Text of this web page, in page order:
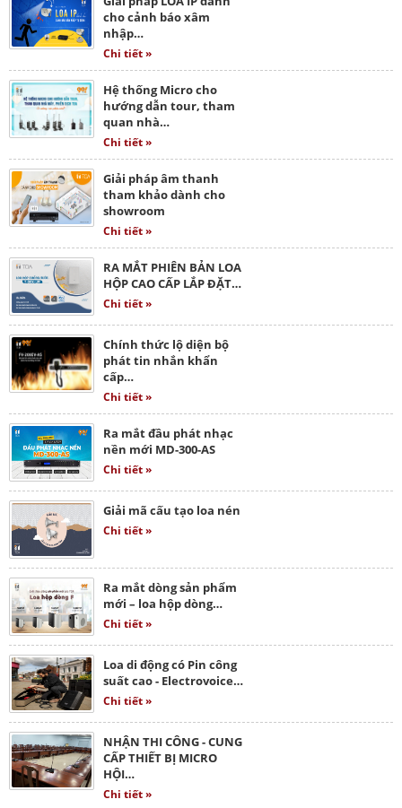
cho cảnh báo xâm
nhập…
Chi tiết »
Hệ thống Micro cho
hướng dẫn tour, tham
quan nhà…
Chi tiết »
Giải pháp âm thanh
tham khảo dành cho
showroom
Chi tiết »
RA MẮT PHIÊN BẢN LOA
HỘP CAO CẤP LẮP ĐẶT…
Chi tiết »
Chính thức lộ diện bộ
phát tin nhắn khẩn
cấp…
Chi tiết »
Ra mắt đầu phát nhạc
nền mới MD-300-AS
Chi tiết »
Giải mã cấu tạo loa nén
Chi tiết »
Ra mắt dòng sản phẩm
mới – loa hộp dòng…
Chi tiết »
Loa di động có Pin công
suất cao - Electrovoice…
Chi tiết »
NHẬN THI CÔNG - CUNG
CẤP THIẾT BỊ MICRO
HỘI…
Chi tiết »